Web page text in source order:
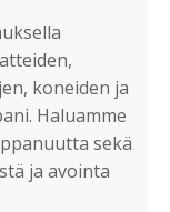
koneiden ja
Haluamme
sekä
ja avointa